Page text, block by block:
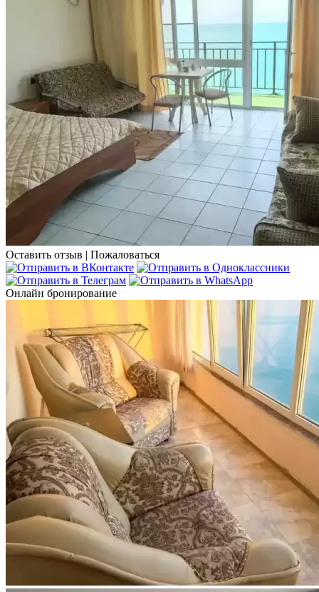
Оставить отзыв | Пожаловаться
Онлайн бронирование